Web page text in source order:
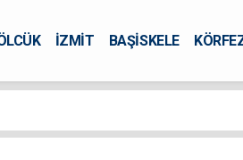
İZMİT BAŞİSKELE